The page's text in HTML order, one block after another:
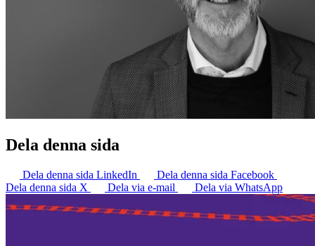
Dela denna sida
Dela denna sida LinkedIn
Dela denna sida Facebook
Dela denna sida X
Dela via e-mail Dela via WhatsApp